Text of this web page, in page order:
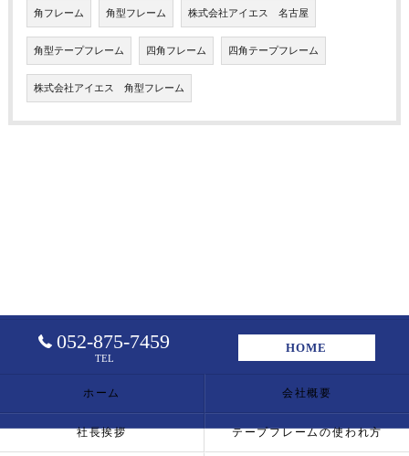
角フレーム 角型フレーム 株式会社アイエス 名古屋
角型テープフレーム 四角フレーム 四角テープフレーム
株式会社アイエス 角型フレーム
052-875-7459
TEL
HOME
ホーム 会社概要
社長挨拶 テープフレームの使われ方